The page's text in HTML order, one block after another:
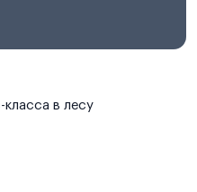
класса в лесу